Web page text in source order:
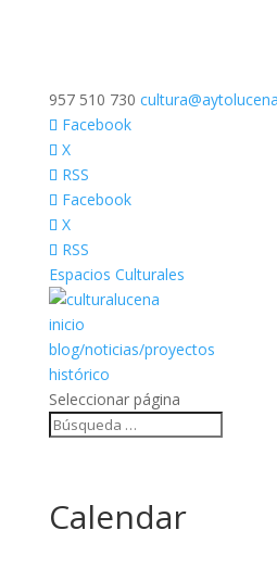
957 510 730
Facebook
X
RSS
Facebook
X
RSS
Espacios Culturales
inicio
blog/noticias/proyectos
histórico
Seleccionar página
Calendar